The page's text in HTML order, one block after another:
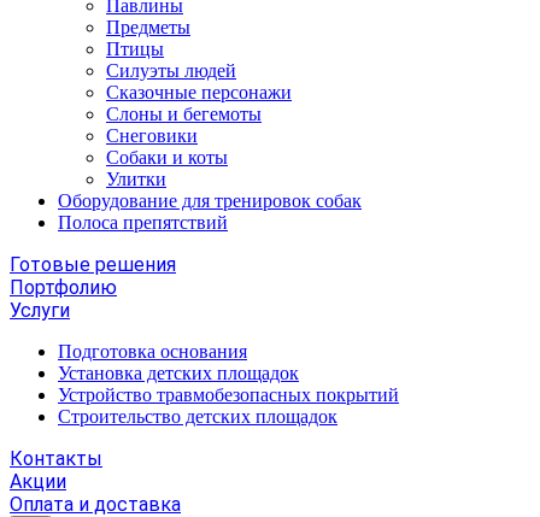
Павлины
Предметы
Птицы
Силуэты людей
Сказочные персонажи
Слоны и бегемоты
Снеговики
Собаки и коты
Улитки
Оборудование для тренировок собак
Полоса препятствий
Готовые решения
Портфолию
Услуги
Подготовка основания
Установка детских площадок
Устройство травмобезопасных покрытий
Строительство детских площадок
Контакты
Акции
Оплата и доставка